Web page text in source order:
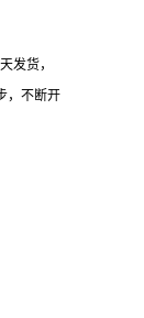
发货，
，不断开